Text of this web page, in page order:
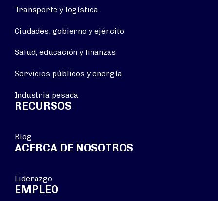
Transporte y logística
Ciudades, gobierno y ejército
Salud, educación y finanzas
Servicios públicos y energía
Industria pesada
RECURSOS
Blog
ACERCA DE NOSOTROS
Liderazgo
EMPLEO